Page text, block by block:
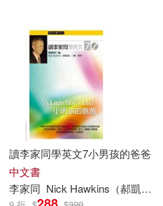
(1)
邱德怡(1)
編(1)
讀李家同學英文7小男孩的爸爸
中文書
李家同 Nick Hawkins（郝凱揚）